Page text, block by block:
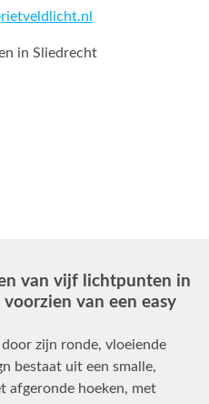
in Sliedrecht
van vijf lichtpunten in
van een easy
zijn ronde, vloeiende
bestaat uit een smalle,
afgeronde hoeken, met